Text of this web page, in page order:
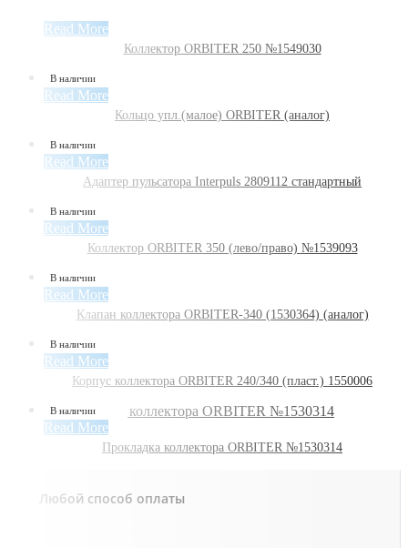
Read More
Коллектор ORBITER 250 №1549030
В наличии
Read More
Кольцо упл.(малое) ORBITER (аналог)
В наличии
Read More
Адаптер пульсатора Interpuls 2809112 стандартный
В наличии
Read More
Коллектор ORBITER 350 (лево/право) №1539093
В наличии
Read More
Клапан коллектора ORBITER-340 (1530364) (аналог)
В наличии
Read More
Корпус коллектора ORBITER 240/340 (пласт.) 1550006
В наличии
Read More
Прокладка коллектора ORBITER №1530314
Любой способ оплаты